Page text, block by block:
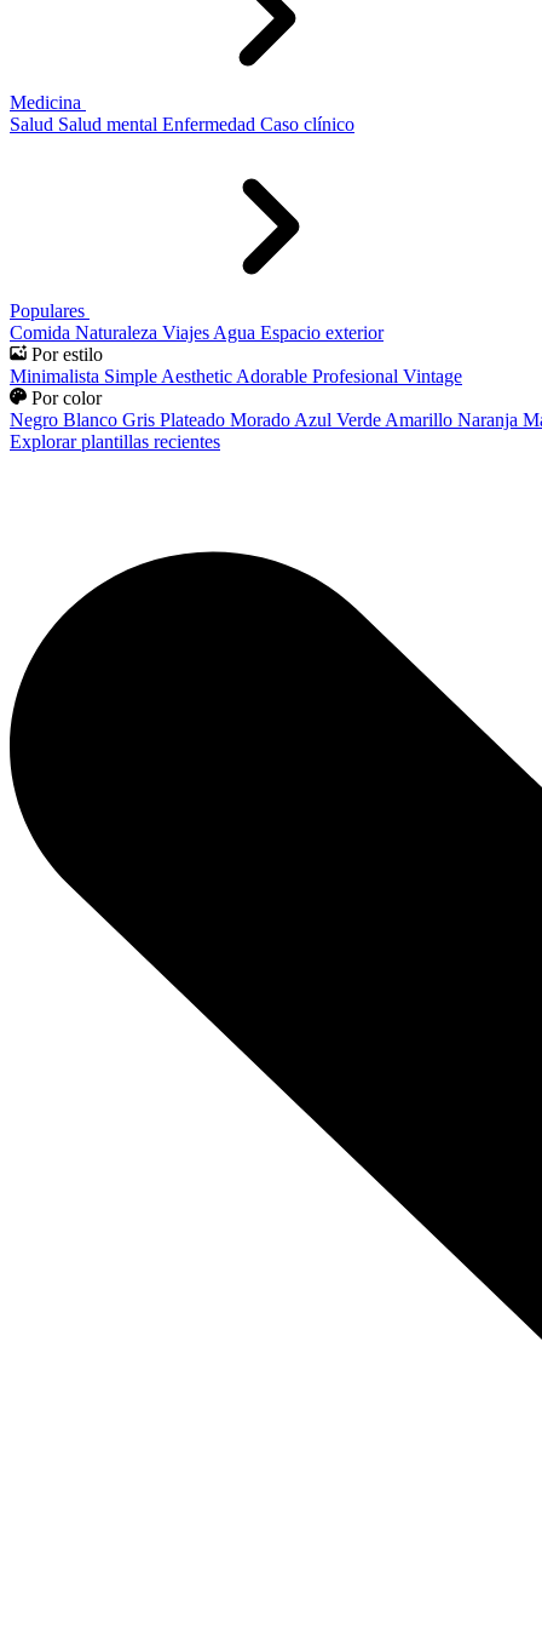
Medicina
Salud Salud mental Enfermedad Caso clínico
Populares
Comida Naturaleza Viajes Agua Espacio exterior
Por estilo
Minimalista Simple Aesthetic Adorable Profesional Vintage
Por color
Negro Blanco Gris Plateado Morado Azul Verde Amarillo Naranja
Explorar plantillas recientes